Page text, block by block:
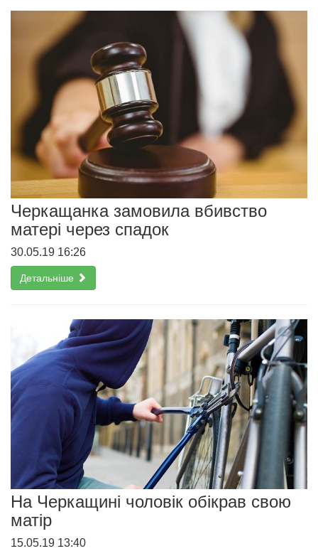
Черкащанка замовила вбивство
матері через спадок
30.05.19 16:26
Детальніше
На Черкащині чоловік обікрав свою
матір
15.05.19 13:40